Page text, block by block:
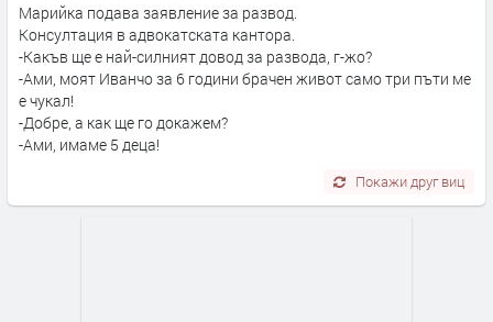
Марийка подава заявление за развод.
Консултация в адвокатската кантора.
-Какъв ще е най-силният довод за развода, г-жо?
-Ами, моят Иванчо за 6 години брачен живот само три пъти ме
е чукал!
-Добре, а как ще го докажем?
-Ами, имаме 5 деца!
Покажи друг виц